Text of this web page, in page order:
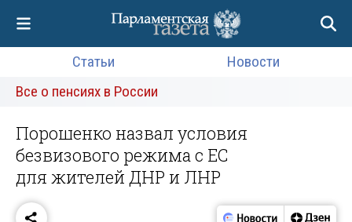
Статьи
Новости
Все о пенсиях в России
Порошенко назвал условия
безвизового режима с ЕС
для жителей ДНР и ЛНР